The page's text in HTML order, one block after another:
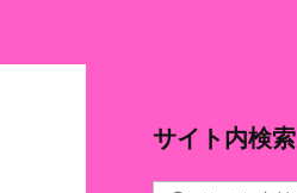
サイト内検索